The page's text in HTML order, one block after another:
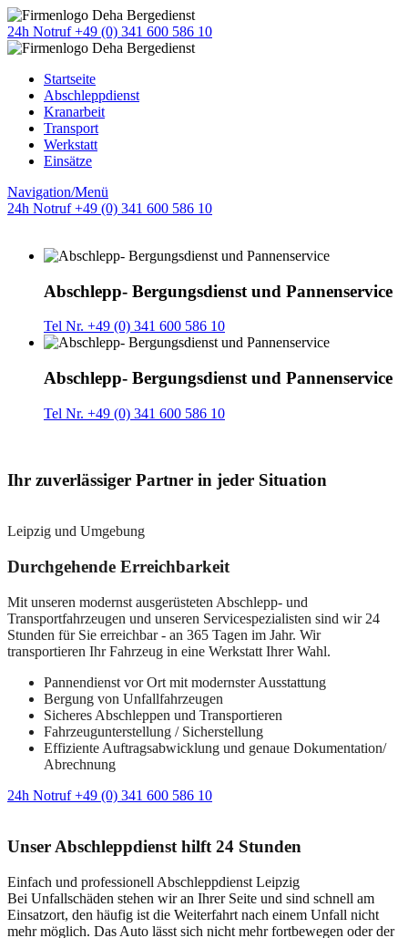
24h Notruf +49 (0) 341 600 586 10
Startseite
Abschleppdienst
Kranarbeit
Transport
Werkstatt
Einsätze
Navigation/Menü
24h Notruf +49 (0) 341 600 586 10
Abschlepp- Bergungsdienst und Pannenservice
Tel Nr. +49 (0) 341 600 586 10
Abschlepp- Bergungsdienst und Pannenservice
Tel Nr. +49 (0) 341 600 586 10
Ihr zuverlässiger Partner in jeder Situation
Leipzig und Umgebung
Durchgehende Erreichbarkeit
Mit unseren modernst ausgerüsteten Abschlepp- und
Transportfahrzeugen und unseren Servicespezialisten sind wir 24
Stunden für Sie erreichbar - an 365 Tagen im Jahr. Wir
transportieren Ihr Fahrzeug in eine Werkstatt Ihrer Wahl.
Pannendienst vor Ort mit modernster Ausstattung
Bergung von Unfallfahrzeugen
Sicheres Abschleppen und Transportieren
Fahrzeugunterstellung / Sicherstellung
Effiziente Auftragsabwicklung und genaue Dokumentation/
Abrechnung
24h Notruf +49 (0) 341 600 586 10
Unser Abschleppdienst hilft 24 Stunden
Einfach und professionell Abschleppdienst Leipzig
Bei Unfallschäden stehen wir an Ihrer Seite und sind schnell am
Einsatzort, den häufig ist die Weiterfahrt nach einem Unfall nicht
mehr möglich. Das Auto lässt sich nicht mehr fortbewegen oder der